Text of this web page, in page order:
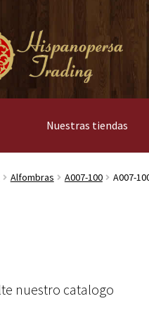
Nuestras tiendas
Alfombras A007-100 A007-
nuestro catalogo